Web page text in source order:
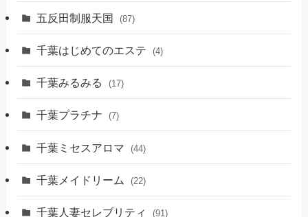
五反田制服天国 (87)
千葉はじめてのエステ (4)
千葉みるみる (17)
千葉プラチナ (7)
千葉ミセスアロマ (44)
千葉メイドリーム (22)
千葉人妻セレブリティ (91)